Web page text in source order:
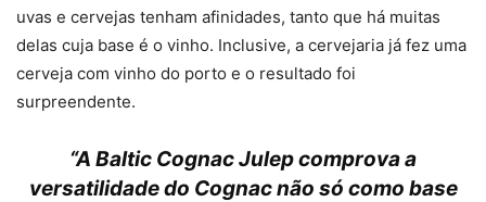
uvas e cervejas tenham afinidades, tanto que há muitas
delas cuja base é o vinho. Inclusive, a cervejaria já fez uma
cerveja com vinho do porto e o resultado foi
surpreendente.
“A Baltic Cognac Julep comprova a
versatilidade do Cognac não só como base